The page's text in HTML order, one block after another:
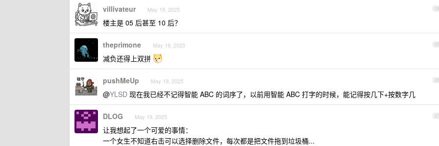
24
villivateur May 19, 2025
楼主是 05 后甚至 10 后？
25
theprimone May 19, 2025
减负还得上双拼
26
pushMeUp May 19, 2025
@YLSD 现在我已经不记得智能 ABC 的词序了，以前用智能 ABC 打字的时候，能记得按几下+按数字几
27
DLOG May 19, 2025
让我想起了一个可爱的事情：
一个女生不知道右击可以选择删除文件，每次都是把文件拖到垃圾桶...